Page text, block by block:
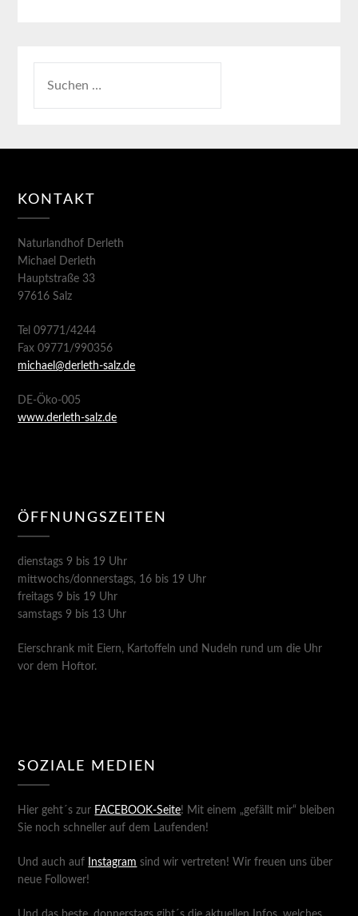
KONTAKT
Naturlandhof Derleth
Michael Derleth
Hauptstraße 33
97616 Salz
Tel 09771/4244
Fax 09771/990356
michael@derleth-salz.de
DE-Öko-005
www.derleth-salz.de
ÖFFNUNGSZEITEN
dienstags 9 bis 19 Uhr
mittwochs/donnerstags, 16 bis 19 Uhr
freitags 9 bis 19 Uhr
samstags 9 bis 13 Uhr
Eierschrank mit Eiern, Kartoffeln und Nudeln rund um die Uhr
vor dem Hoftor.
SOZIALE MEDIEN
Hier geht´s zur FACEBOOK-Seite! Mit einem „gefällt mir“ bleiben
Sie noch schneller auf dem Laufenden!
Und auch auf Instagram sind wir vertreten! Wir freuen uns über
neue Follower!